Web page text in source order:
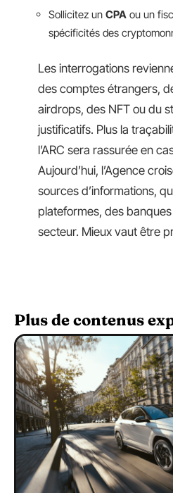
Sollicitez un CPA ou un
spécificités des
Les interrogations
des comptes étrangers,
airdrops, des NFT ou du
justificatifs. Plus la
l’ARC sera rassurée en
Aujourd’hui, l’Agence
sources d’informations,
plateformes, des
secteur. Mieux vaut être
Plus de contenus